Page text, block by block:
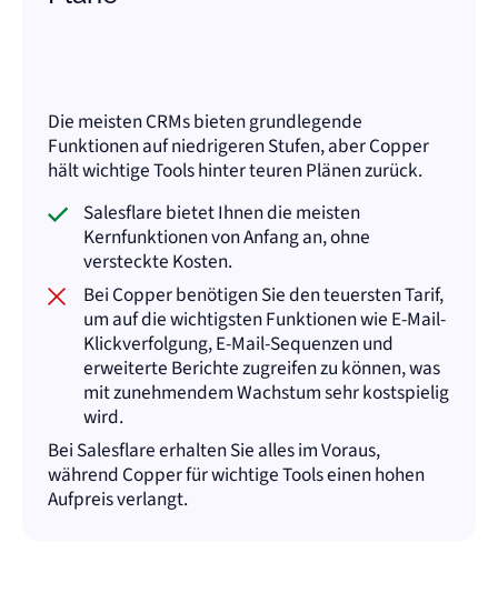
Die meisten CRMs bieten grundlegende
Funktionen auf niedrigeren Stufen, aber Copper
hält wichtige Tools hinter teuren Plänen zurück.
Salesflare bietet Ihnen die meisten
Kernfunktionen von Anfang an, ohne
versteckte Kosten.
Bei Copper benötigen Sie den teuersten Tarif,
um auf die wichtigsten Funktionen wie E-Mail-
Klickverfolgung, E-Mail-Sequenzen und
erweiterte Berichte zugreifen zu können, was
mit zunehmendem Wachstum sehr kostspielig
wird.
Bei Salesflare erhalten Sie alles im Voraus,
während Copper für wichtige Tools einen hohen
Aufpreis verlangt.